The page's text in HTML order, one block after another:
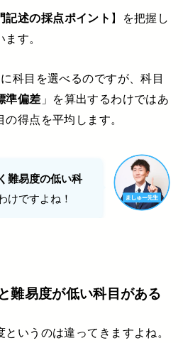
記述の採点ポイント 】を把握し
す。
科目を選べるのですが、科目
準偏差 」を算出するわけではあ
得点を平均します。
難易度の低い科
けですよね！
難易度が低い科目がある
いうのは違ってきますよね。